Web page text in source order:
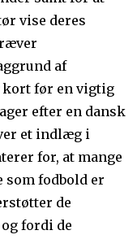
vise deres
af
før en vigtig
efter en dansk
et indlæg i
for, at mange
som fodbold er
de
fordi de